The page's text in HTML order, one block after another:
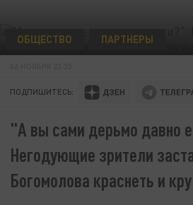
ОБЩЕСТВО ПАРТНЕРЫ
ПОДПИШИТЕСЬ:
"А вы сами дерьмо давно
Негодующие зрители
Богомолова краснеть и